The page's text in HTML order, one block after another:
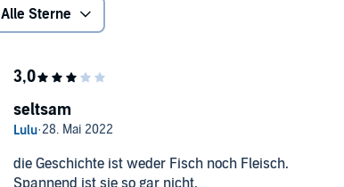
Alle Sterne
die Geschichte ist weder Fisch noch Fleisch.
Spannend ist sie so gar nicht.
seltsam